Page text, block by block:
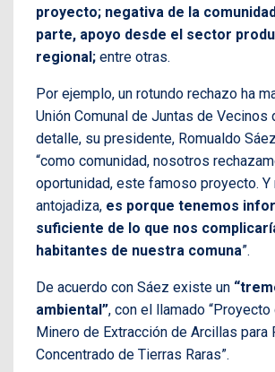
proyecto; negativa de la
parte, apoyo desde el sector
regional; entre otras.
Por ejemplo, un rotundo rechazo ha
Unión Comunal de Juntas de Vecinos
detalle, su presidente, Romualdo
“como comunidad, nosotros
oportunidad, este famoso proyecto. Y
antojadiza, es porque tenemos
suficiente de lo que nos
habitantes de nuestra comuna”.
De acuerdo con Sáez existe un
ambiental”, con el llamado
Minero de Extracción de Arcillas para
Concentrado de Tierras Raras”.